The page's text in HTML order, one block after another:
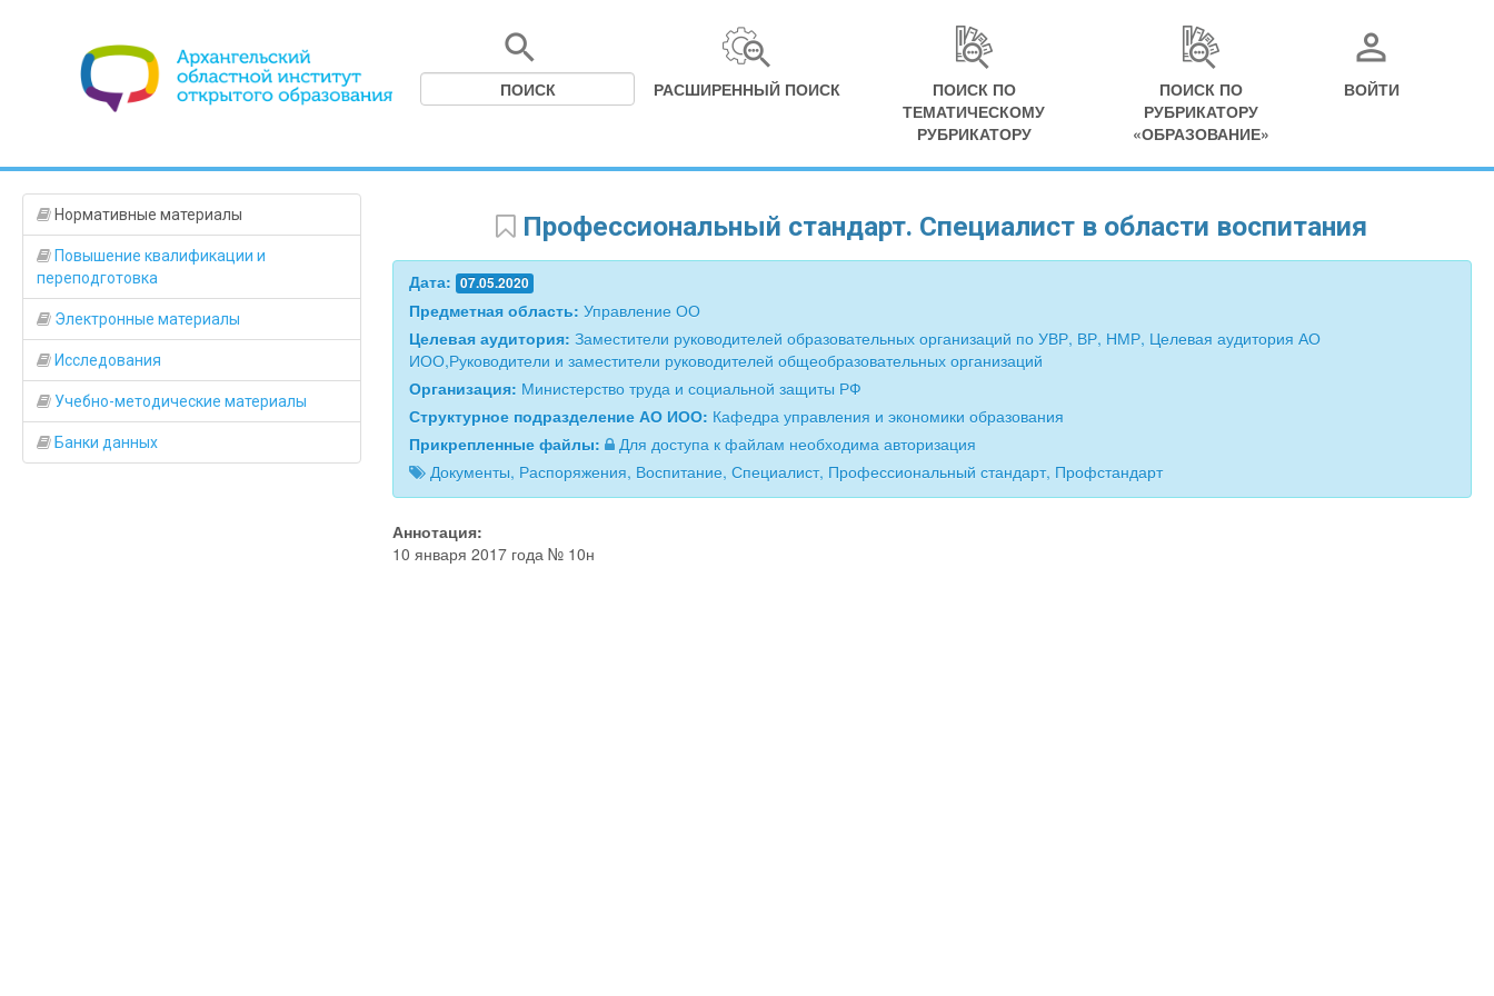
РАСШИРЕННЫЙ ПОИСК
ПОИСК ПО
ТЕМАТИЧЕСКОМУ
РУБРИКАТОРУ
ПОИСК ПО
РУБРИКАТОРУ
«ОБРАЗОВАНИЕ»
ВОЙТИ
Нормативные материалы
Повышение квалификации и
переподготовка
Электронные материалы
Исследования
Учебно-методические материалы
Банки данных
Профессиональный стандарт. Специалист в области воспитания
Дата: 07.05.2020
Предметная область: Управление ОО
Целевая аудитория: Заместители руководителей образовательных организаций по УВР, ВР, НМР, Целевая аудитория АО
ИОО,Руководители и заместители руководителей общеобразовательных организаций
Организация: Министерство труда и социальной защиты РФ
Структурное подразделение АО ИОО: Кафедра управления и экономики образования
Прикрепленные файлы:
Для доступа к файлам необходима авторизация
Документы, Распоряжения, Воспитание, Специалист, Профессиональный стандарт, Профстандарт
Аннотация:
10 января 2017 года № 10н